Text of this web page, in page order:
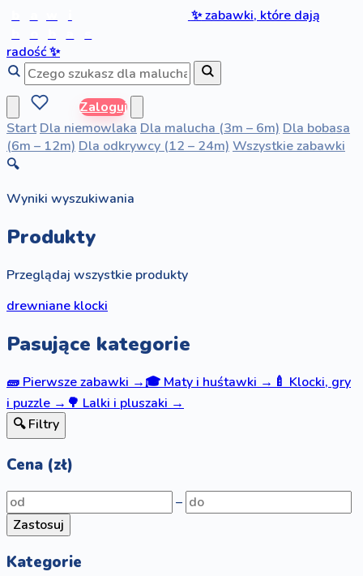
✨zabawki, które dają
radość✨
Zaloguj
Start Dla niemowlaka Dla malucha (3m – 6m) Dla bobasa
(6m – 12m) Dla odkrywcy (12 – 24m) Wszystkie zabawki
🔍
Wyniki wyszukiwania
Produkty
Przeglądaj wszystkie produkty
drewniane klocki
Pasujące kategorie
🧱Pierwsze zabawki→🎓Maty i huśtawki→🍼Klocki, gry
i puzzle→🌳Lalki i pluszaki→
🔍 Filtry
Cena (zł)
–
Zastosuj
Kategorie